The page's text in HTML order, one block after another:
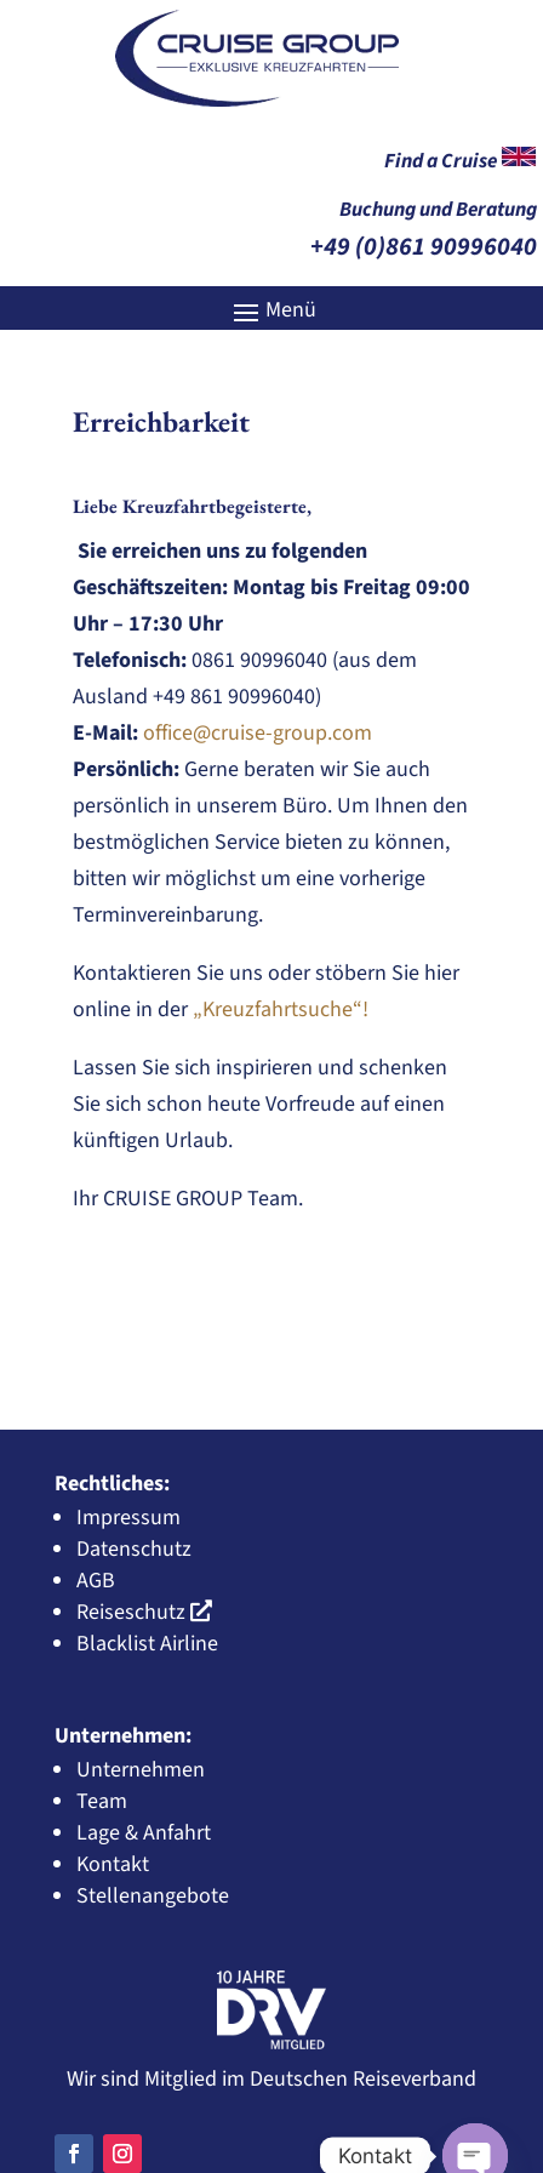
Find a Cruise
Buchung und Beratung
+49 (0)861 90996040
Erreichbarkeit
Liebe Kreuzfahrtbegeisterte,
Sie erreichen uns zu folgenden
Geschäftszeiten: Montag bis Freitag 09:00
Uhr – 17:30 Uhr
Telefonisch:0861 90996040 (aus dem
Ausland +49 861 90996040)
E-Mail:office@cruise-group.com
Persönlich:Gerne beraten wir Sie auch
persönlich in unserem Büro. Um Ihnen den
bestmöglichen Service bieten zu können,
bitten wir möglichst um eine vorherige
Terminvereinbarung.
Kontaktieren Sie uns oder stöbern Sie hier
online in der„Kreuzfahrtsuche“!
Lassen Sie sich inspirieren und schenken
Sie sich schon heute Vorfreude auf einen
künftigen Urlaub.
Ihr CRUISE GROUP Team.
Rechtliches:
Impressum
Datenschutz
AGB
Reiseschutz
Blacklist Airline
Unternehmen:
Unternehmen
Team
Lage & Anfahrt
Kontakt
Stellenangebote
Wir sind Mitglied im Deutschen Reiseverband
Kontakt